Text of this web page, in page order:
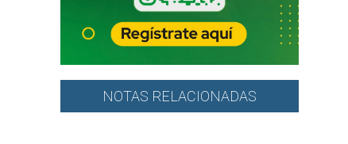
NOTAS RELACIONADAS